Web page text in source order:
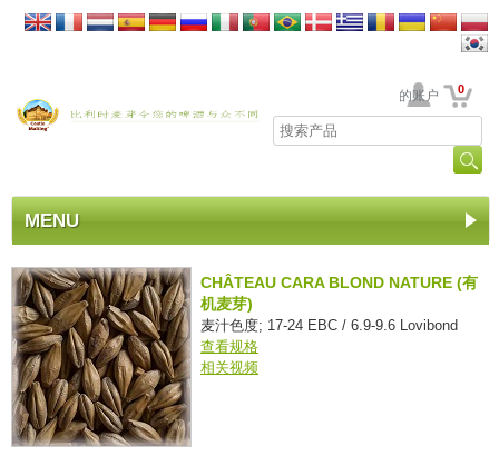
贵公司的账户 0
MENU
CHÂTEAU CARA BLOND NATURE (有
机麦芽)
麦汁色度; 17-24 EBC / 6.9-9.6 Lovibond
查看规格
相关视频